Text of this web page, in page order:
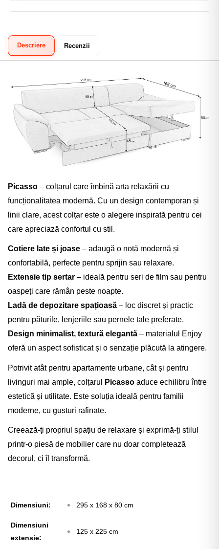
Garanție 2 ani:Acoperire integrală pentru eventuale
Transfer bancar:
Klarna:Plata în 3 rate fără dobândă.
Descriere Recenzii
Picasso – colțarul care îmbină arta relaxării cu
funcționalitatea modernă. Cu un design contemporan și
linii clare, acest colțar este o alegere inspirată pentru cei
care apreciază confortul cu stil.
Cotiere late și joase – adaugă o notă modernă și
confortabilă, perfecte pentru sprijin sau relaxare.
Extensie tip sertar – ideală pentru seri de film sau pentru
oaspeți care rămân peste noapte.
Ladă de depozitare spațioasă – loc discret și practic
pentru păturile, lenjeriile sau pernele tale preferate.
Design minimalist, textură elegantă – materialul Enjoy
oferă un aspect sofisticat și o senzație plăcută la atingere.
Potrivit atât pentru apartamente urbane, cât și pentru
livinguri mai ample, colțarul
Picasso aduce echilibru între
estetică și utilitate. Este soluția ideală pentru familii
moderne, cu gusturi rafinate.
Creează-ți propriul spațiu de relaxare și exprimă-ți stilul
printr-o piesă de mobilier care nu doar completează
decorul, ci îl transformă.
Dimensiuni: 295 x 168 x 80 cm
Dimensiuni
extensie:
125 x 225 cm